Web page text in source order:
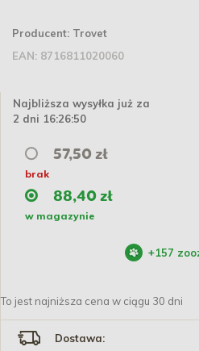
Producent: Trovet
EAN: 8716811020060
Najbliższa wysyłka już za
2 dni 16:26:49
57,50 zł
brak
88,40 zł
w magazynie
+157
To jest najniższa cena w ciągu 30 dni
Dostawa: